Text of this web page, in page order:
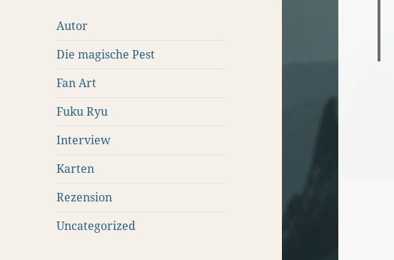
Autor
Die magische Pest
Fan Art
Fuku Ryu
Interview
Karten
Rezension
Uncategorized